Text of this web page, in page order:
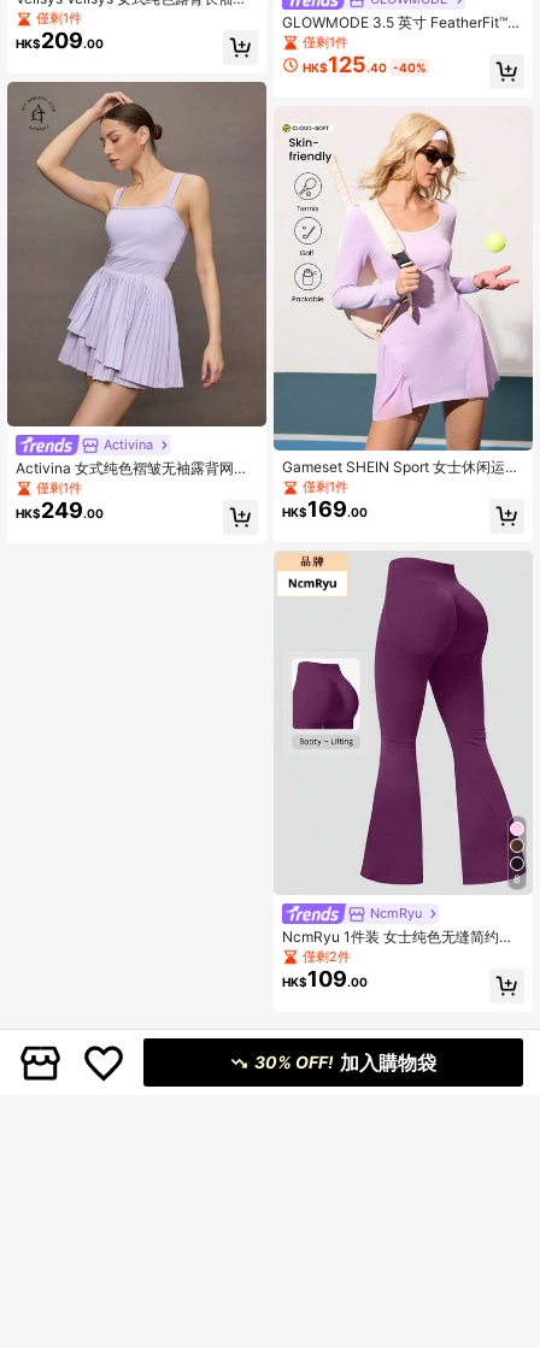
领连体裤
僅剩1件
HK$209.00
Activina
Activina 女式纯色褶皱无袖露背网球
裙 僅剩1件
HK$249.00
GLOWMODE 3.5 英寸 FeatherFit™-
Air 吸汗速干一体式紧身胸衣方领背部
运动服连体衣带侧袋低冲击瑜伽普拉
提工作室日常休闲装
僅剩1件
HK$125.40 -40%
Gameset SHEIN Sport 女士休闲运动
圆领长袖短款连衣裙
僅剩1件
HK$169.00
8
NcmRyu
NcmRyu 1件装 女士纯色无缝简约高
腰弹力提臀喇叭运动裤 春季
僅剩2件
HK$109.00
30% OFF! 加入購物袋